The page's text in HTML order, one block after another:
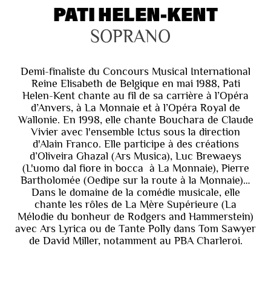
PATI HELEN-KENT
SOPRANO
Demi-finaliste du Concours Musical International
Reine Elisabeth de Belgique en mai 1988, Pati
Helen-Kent chante au fil de sa carrière à l’Opéra
d’Anvers, à La Monnaie et à l’Opéra Royal de
Wallonie. En 1998, elle chante Bouchara de Claude
Vivier avec l'ensemble Ictus sous la direction
d'Alain Franco. Elle participe à des créations
d’Oliveira Ghazal (Ars Musica), Luc Brewaeys
(L'uomo dal fiore in bocca à La Monnaie), Pierre
Bartholomée (Oedipe sur la route à la Monnaie)…
Dans le domaine de la comédie musicale, elle
chante les rôles de La Mère Supérieure (La
Mélodie du bonheur de Rodgers and Hammerstein)
avec Ars Lyrica ou de Tante Polly dans Tom Sawyer
de David Miller, notamment au PBA Charleroi.